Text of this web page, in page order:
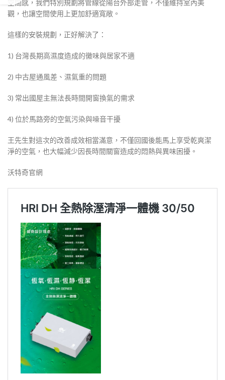
空間感，我們特別規劃將管線從陽台外部走管，不僅維持室內美
觀，也讓空間使用上更加舒適寬敞。
這樣的安裝規劃，正好解決了：
1) 台灣長期高濕度造成的黴味與居家不適
2) 中古屋通風差、濕氣重的問題
3) 常出國屋主無法長時間開窗換氣的需求
4) 位於馬路旁的空氣污染與噪音干擾
王先生對這次的改善成效相當滿意，不僅回國後能馬上享受乾爽潔
淨的空氣，也大幅減少因長時間關窗造成的悶熱與異味困擾。
沃特奇官網